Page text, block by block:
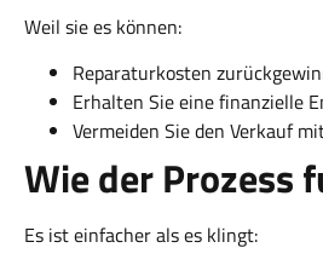
Weil sie es können:
Reparaturkosten
Erhalten Sie eine finanzielle
Vermeiden Sie den Verkauf
Wie der Prozess
Es ist einfacher als es klingt: